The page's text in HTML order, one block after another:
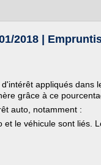
2018 |
appliqués dans
grâce à ce
auto, notamment :
le véhicule sont liés.